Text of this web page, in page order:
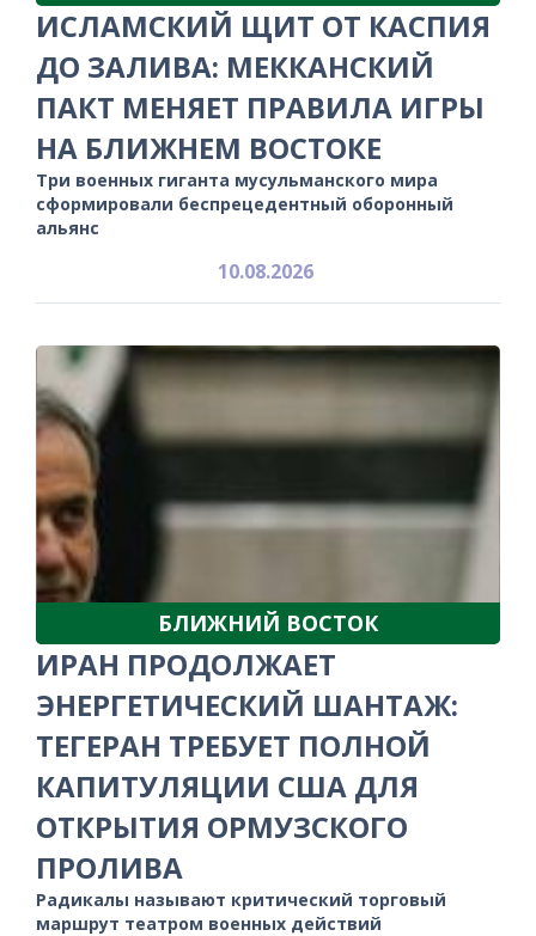
ИСЛАМСКИЙ ЩИТ ОТ КАСПИЯ
ДО ЗАЛИВА: МЕККАНСКИЙ
ПАКТ МЕНЯЕТ ПРАВИЛА ИГРЫ
НА БЛИЖНЕМ ВОСТОКЕ
Три военных гиганта мусульманского мира
сформировали беспрецедентный оборонный
альянс
10.08.2026
БЛИЖНИЙ ВОСТОК
ИРАН ПРОДОЛЖАЕТ
ЭНЕРГЕТИЧЕСКИЙ ШАНТАЖ:
ТЕГЕРАН ТРЕБУЕТ ПОЛНОЙ
КАПИТУЛЯЦИИ США ДЛЯ
ОТКРЫТИЯ ОРМУЗСКОГО
ПРОЛИВА
Радикалы называют критический торговый
маршрут театром военных действий